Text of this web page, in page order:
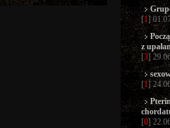
[1]
z
[3]
[1]
[0]